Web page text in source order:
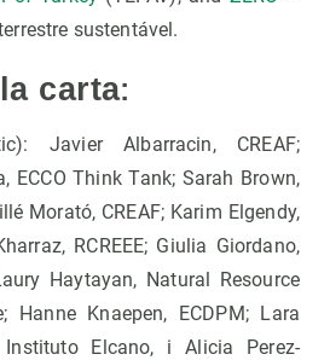
sustentável.
carta:
Javier Albarracin, CREAF;
ECCO Think Tank; Sarah Brown,
Morató, CREAF; Karim Elgendy,
RCREEE; Giulia Giordano,
Haytayan, Natural Resource
Hanne Knaepen, ECDPM; Lara
Instituto Elcano, i Alicia Perez-